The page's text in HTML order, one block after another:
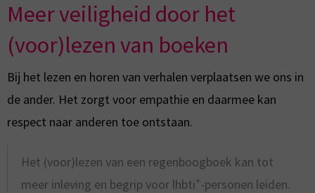
Meer veiligheid door het
(voor)lezen van boeken
Bij het lezen en horen van verhalen verplaatsen we ons in
de ander. Het zorgt voor empathie en daarmee kan
respect naar anderen toe ontstaan.
Het (voor)lezen van een regenboogboek kan tot
meer inleving en begrip voor lhbti+-personen leiden.